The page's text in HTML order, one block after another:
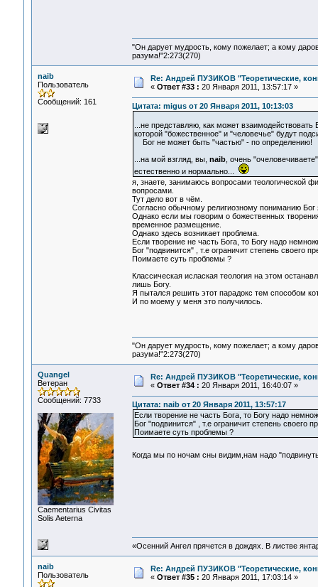
"Он дарует мудрость, кому пожелает; а кому
разума!"2:273(270)
naib
Пользователь
Сообщений: 161
Re: Андрей ПУЗИКОВ "Теоретические,
« Ответ #33 : 20 Января 2011, 13:57:17 »
Цитата: migus от 20 Января 2011, 10:13:03
...не представляю, как может
которой "божественное" и "человечье" будут
Бог не может быть "частью" - по определению!
...на мой взгляд, вы, naib, очень
естественно и нормально...
я, знаете, занимаюсь вопросами теологической
вопросами.
Тут дело вот в чём.
Согласно обычному религиозному пониманию
Однако если мы говорим о божественных
временное размещение.
Однако здесь возникает проблема.
Если творение не часть Бога, то Богу надо
Бог "подвинится" , т.е ограничит степень
Поимаете суть проблемы ?
Классическая ислаская теология на этом
лишь Богу.
Я пытался решить этот парадокс тем способом
И по моему у меня это получилось.
"Он дарует мудрость, кому пожелает; а кому
разума!"2:273(270)
Quangel
Ветеран
Сообщений: 7733
Сaementarius Civitas
Solis Aeterna
Re: Андрей ПУЗИКОВ "Теоретические,
« Ответ #34 : 20 Января 2011, 16:40:07 »
Цитата: naib от 20 Января 2011, 13:57:17
Если творение не часть Бога, то Богу надо
Бог "подвинится" , т.е ограничит степень
Поимаете суть проблемы ?
Когда мы по ночам сны видим,нам надо
«Осенний Ангел прячется в дождях. В листве
naib
Пользователь
Re: Андрей ПУЗИКОВ "Теоретические,
« Ответ #35 : 20 Января 2011, 17:03:14 »